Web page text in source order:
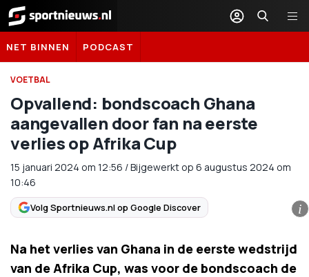
Sportnieuws.nl
NET BINNEN PODCAST
VOETBAL
Opvallend: bondscoach Ghana
aangevallen door fan na eerste
verlies op Afrika Cup
15 januari 2024 om 12:56 /Bijgewerkt op 6 augustus 2024 om
10:46
Volg Sportnieuws.nl op Google Discover i
Na het verlies van Ghana in de eerste wedstrijd
van de Afrika Cup, was voor de bondscoach de